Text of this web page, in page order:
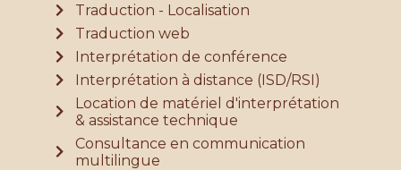
Traduction - Localisation
Traduction web
Interprétation de conférence
Interprétation à distance (ISD/RSI)
Location de matériel d'interprétation
& assistance technique
Consultance en communication
multilingue